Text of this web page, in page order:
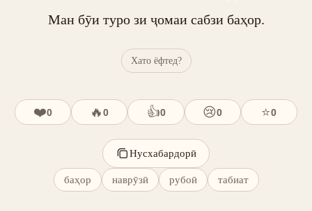
Ман бӯи туро зи ҷомаи сабзи баҳор.
Хато ёфтед?
❤️0 🔥0 👍0 😢0 ⭐0
Нусхабардорӣ
баҳор наврӯзӣ рубоӣ табиат